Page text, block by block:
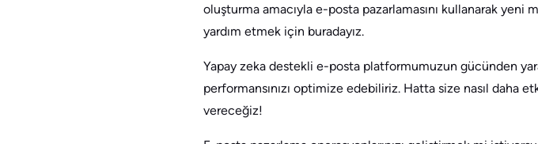
oluşturma amacıyla e-posta pazarlamasını kullanarak
yardım etmek için buradayız.
Yapay zeka destekli e-posta platformumuzun gücünden
performansınızı optimize edebiliriz. Hatta size nasıl daha
vereceğiz!